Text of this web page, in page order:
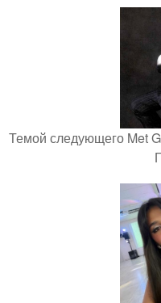
Темой следующего Met